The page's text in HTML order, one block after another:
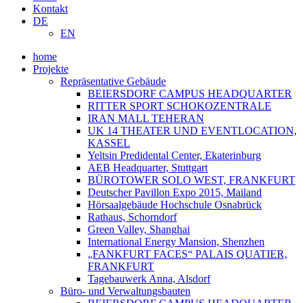
Kontakt
DE
EN
home
Projekte
Repräsentative Gebäude
BEIERSDORF CAMPUS HEADQUARTER
RITTER SPORT SCHOKOZENTRALE
IRAN MALL TEHERAN
UK 14 THEATER UND EVENTLOCATION,
KASSEL
Yeltsin Predidental Center, Ekaterinburg
AEB Headquarter, Stuttgart
BÜROTOWER SOLO WEST, FRANKFURT
Deutscher Pavillon Expo 2015, Mailand
Hörsaalgebäude Hochschule Osnabrück
Rathaus, Schorndorf
Green Valley, Shanghai
International Energy Mansion, Shenzhen
„FANKFURT FACES“ PALAIS QUATIER,
FRANKFURT
Tagebauwerk Anna, Alsdorf
Büro- und Verwaltungsbauten